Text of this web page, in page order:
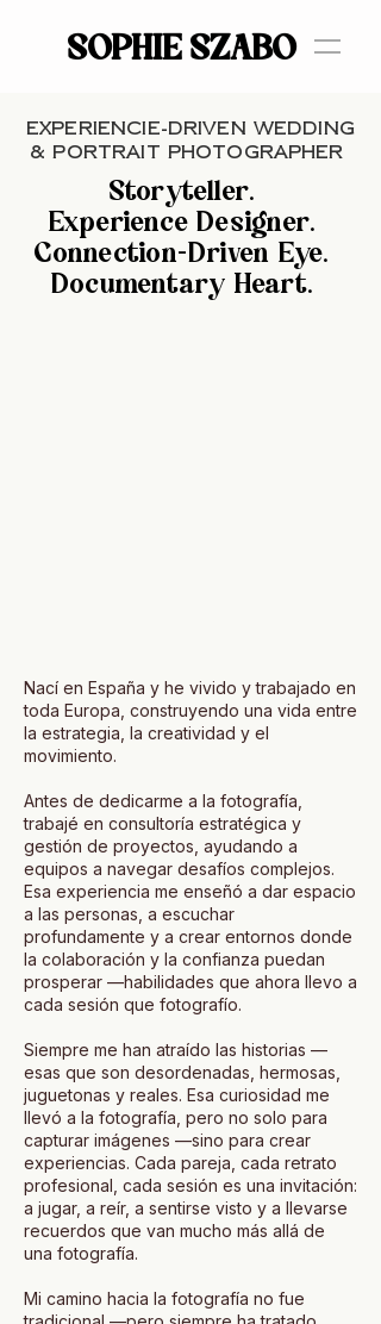
SOPHIE SZABO
SOPHIE SZABO
EXPERIENCIE-DRIVEN WEDDING
& PORTRAIT PHOTOGRAPHER
Storyteller.
Experience Designer.
Connection-Driven Eye.
Documentary Heart.
Nací en España y he vivido y trabajado en
toda Europa, construyendo una vida entre
la estrategia, la creatividad y el
movimiento.
Antes de dedicarme a la fotografía,
trabajé en consultoría estratégica y
gestión de proyectos, ayudando a
equipos a navegar desafíos complejos.
Esa experiencia me enseñó a dar espacio
a las personas, a escuchar
profundamente y a crear entornos donde
la colaboración y la confianza puedan
prosperar —habilidades que ahora llevo a
cada sesión que fotografío.
Siempre me han atraído las historias —
esas que son desordenadas, hermosas,
juguetonas y reales. Esa curiosidad me
llevó a la fotografía, pero no solo para
capturar imágenes —sino para crear
experiencias. Cada pareja, cada retrato
profesional, cada sesión es una invitación:
a jugar, a reír, a sentirse visto y a llevarse
recuerdos que van mucho más allá de
una fotografía.
Mi camino hacia la fotografía no fue